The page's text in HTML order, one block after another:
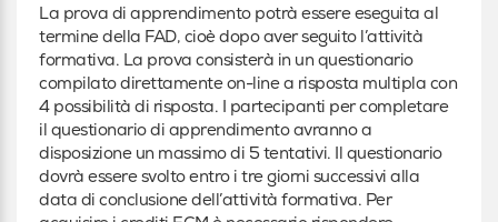
La prova di apprendimento potrà essere eseguita al
termine della FAD, cioè dopo aver seguito l’attività
formativa. La prova consisterà in un questionario
compilato direttamente on-line a risposta multipla con
4 possibilità di risposta. I partecipanti per completare
il questionario di apprendimento avranno a
disposizione un massimo di 5 tentativi. Il questionario
dovrà essere svolto entro i tre giorni successivi alla
data di conclusione dell’attività formativa. Per